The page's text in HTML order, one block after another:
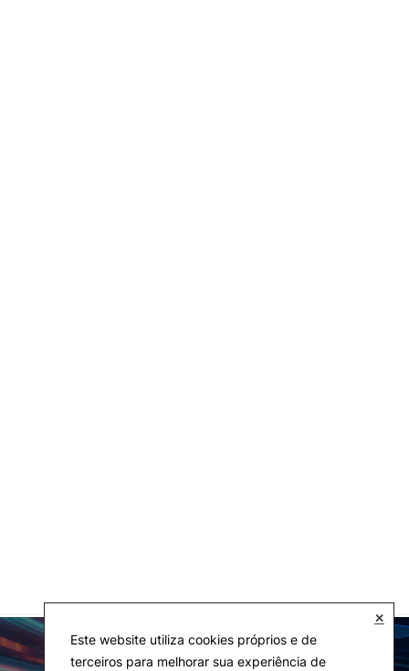
Este website utiliza cookies próprios e de
terceiros para melhorar sua experiência de
✕